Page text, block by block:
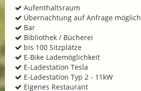
Aufenthaltsraum
Übernachtung auf Anfrage möglich
Bar
Bibliothek / Bücherei
bis 100 Sitzplätze
E-Bike Lademöglichkeit
E-Ladestation Tesla
E-Ladestation Typ 2 - 11kW
Eigenes Restaurant